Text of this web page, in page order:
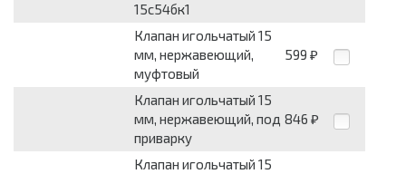
15с54бк1
Клапан игольчатый 15
мм, нержавеющий,
муфтовый
599 ₽
Клапан игольчатый 15
мм, нержавеющий, под
приварку
846 ₽
Клапан игольчатый 15